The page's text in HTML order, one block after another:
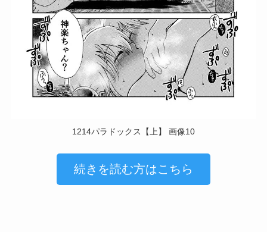
1214パラドックス【上】 画像10
続きを読む方はこちら